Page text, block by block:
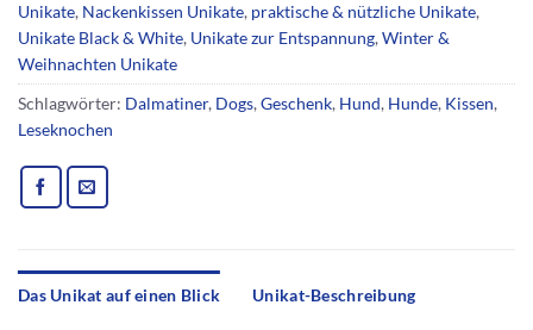
Unikate, Nackenkissen Unikate, praktische & nützliche Unikate,
Unikate Black & White, Unikate zur Entspannung,Winter &
Weihnachten Unikate
Schlagwörter: Dalmatiner, Dogs,Geschenk, Hund, Hunde, Kissen,
Leseknochen
Das Unikat auf einen Blick Unikat-Beschreibung